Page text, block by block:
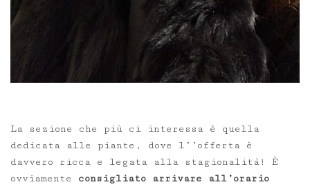
La sezione che più ci interessa è quella
dedicata alle piante, dove l’’offerta è
davvero ricca e legata alla stagionalità! È
ovviamente consigliato arrivare all’orario